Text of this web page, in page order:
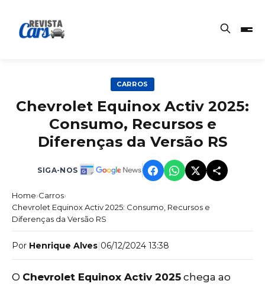
CARROS
Chevrolet Equinox Activ 2025:
Consumo, Recursos e
Diferenças da Versão RS
SIGA-NOS
Home›Carros›
Chevrolet Equinox Activ 2025: Consumo, Recursos e
Diferenças da Versão RS
Por Henrique Alves|06/12/2024 13:38
O Chevrolet Equinox Activ 2025 chega ao